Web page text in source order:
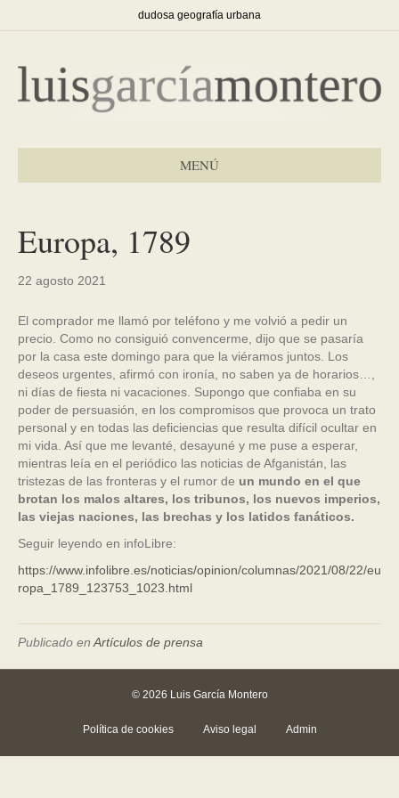
dudosa geografía urbana
MENÚ
Europa, 1789
22 agosto 2021
El comprador me llamó por teléfono y me volvió a pedir un
precio. Como no consiguió convencerme, dijo que se pasaría
por la casa este domingo para que la viéramos juntos. Los
deseos urgentes, afirmó con ironía, no saben ya de horarios…,
ni días de fiesta ni vacaciones. Supongo que confiaba en su
poder de persuasión, en los compromisos que provoca un trato
personal y en todas las deficiencias que resulta difícil ocultar en
mi vida. Así que me levanté, desayuné y me puse a esperar,
mientras leía en el periódico las noticias de Afganistán, las
tristezas de las fronteras y el rumor de un mundo en el que
brotan los malos altares, los tribunos, los nuevos imperios,
las viejas naciones, las brechas y los latidos fanáticos.
Seguir leyendo en infoLibre:
https://www.infolibre.es/noticias/opinion/columnas/2021/08/22/eu
ropa_1789_123753_1023.html
Publicado en Artículos de prensa
© 2026 Luis García Montero
Política de cookies Aviso legal Admin